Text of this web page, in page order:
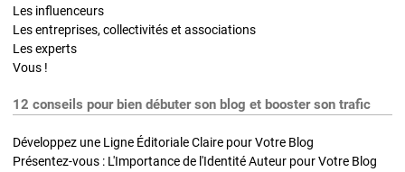
Les influenceurs
Les entreprises, collectivités et associations
Les experts
Vous !
12 conseils pour bien débuter son blog et booster son trafic
Développez une Ligne Éditoriale Claire pour Votre Blog
Présentez-vous : L'Importance de l'Identité Auteur pour Votre Blog